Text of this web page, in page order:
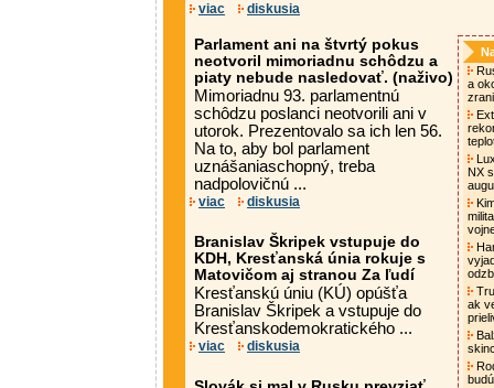
viac diskusia
Parlament ani na štvrtý pokus
neotvoril mimoriadnu schôdzu a
piaty nebude nasledovať. (naživo)
Mimoriadnu 93. parlamentnú
schôdzu poslanci neotvorili ani v
utorok. Prezentovalo sa ich len 56.
Na to, aby bol parlament
uznášaniaschopný, treba
nadpolovičnú ...
viac diskusia
Branislav Škripek vstupuje do
KDH, Kresťanská únia rokuje s
Matovičom aj stranou Za ľudí
Kresťanskú úniu (KÚ) opúšťa
Branislav Škripek a vstupuje do
Kresťanskodemokratického ...
viac diskusia
a
NX
ak